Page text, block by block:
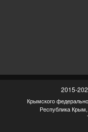
2015-
Крымского
Республика